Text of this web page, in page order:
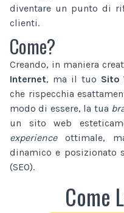
diventare un punto di
clienti.
Come?
Creando, in maniera
Internet, ma il tuo Sito
che rispecchia
modo di essere, la tua
un sito web
experienceottimale,
dinamico e
(SEO).
Come